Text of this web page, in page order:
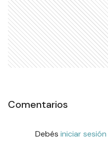
Comentarios
Debés iniciar sesión